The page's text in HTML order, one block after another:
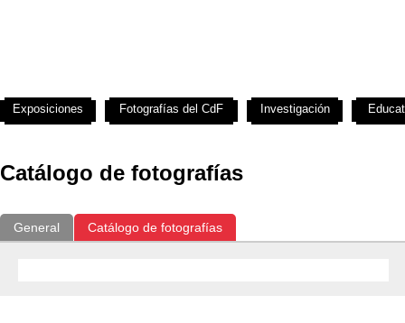
Catálogo de fotografías
General Catálogo de fotografías
Exposiciones Fotografías del CdF Investigación